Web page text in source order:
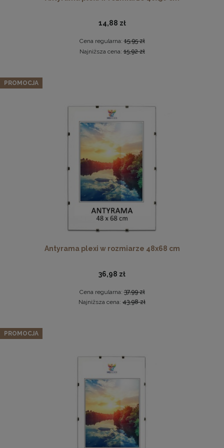
60,99 zł
DO KOSZYKA
DO KOSZYKA
Zestaw 10 szt. antyram w rozmiarze 15 x 20 cm
Cena regularna:24,49 zł
Najniższa cena:
DO KOSZYKA
Zestaw 5 szt. ramek na zdjęcia 40 x 50 cm turkusowych, z
243,19 zł
Cena regularna:
Najniższa cena:
255,99 zł
DO KOSZYKA
14,88 zł
Cena regularna:15,95 zł
Najniższa cena:15,92 zł
Antyrama plexi w rozmiarze 48x68 cm
36,98 zł
Cena regularna:37,99 zł
Najniższa cena: 43,98 zł
PROMOCJA
PROMOCJA